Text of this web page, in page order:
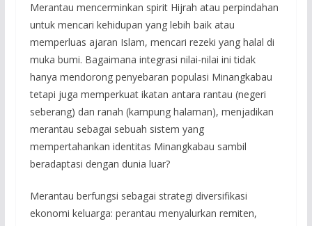
Merantau mencerminkan spirit Hijrah atau perpindahan
untuk mencari kehidupan yang lebih baik atau
memperluas ajaran Islam, mencari rezeki yang halal di
muka bumi. Bagaimana integrasi nilai-nilai ini tidak
hanya mendorong penyebaran populasi Minangkabau
tetapi juga memperkuat ikatan antara rantau (negeri
seberang) dan ranah (kampung halaman), menjadikan
merantau sebagai sebuah sistem yang
mempertahankan identitas Minangkabau sambil
beradaptasi dengan dunia luar?
Merantau berfungsi sebagai strategi diversifikasi
ekonomi keluarga: perantau menyalurkan remiten,